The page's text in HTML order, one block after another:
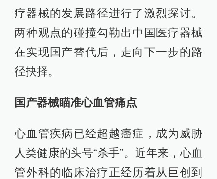
疗器械的发展路径进行了激烈探讨。
两种观点的碰撞勾勒出中国医疗器械
在实现国产替代后，走向下一步的路
径抉择。
国产器械瞄准心血管痛点
心血管疾病已经超越癌症，成为威胁
人类健康的头号“杀手”。近年来，心血
管外科的临床治疗正经历着从巨创到